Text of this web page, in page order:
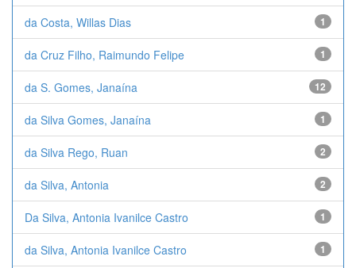
da Costa, Willas Dias 1
da Cruz Filho, Raimundo Felipe 1
da S. Gomes, Janaína 12
da Silva Gomes, Janaína 1
da Silva Rego, Ruan 2
da Silva, Antonia 2
Da Silva, Antonia Ivanilce Castro 1
da Silva, Antonia Ivanilce Castro 1